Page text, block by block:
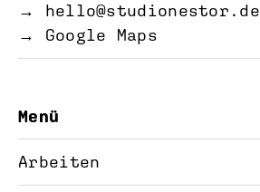
→
hello@studionestor.de
→ Google Maps
Menü
Arbeiten